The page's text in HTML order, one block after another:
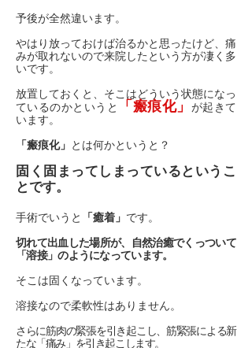
予後が全然違います。
やはり放っておけば治るかと思ったけど、痛
みが取れないので来院したという方が凄く多
いです。
放置しておくと、そこはどういう状態になっ
ているのかというと
「瘢痕化」
が起きて
います。
「瘢痕化」 とは何かというと？
固く固まってしまっているというこ
とです。
手術でいうと 「癒着」 です。
切れて出血した場所が、自然治癒でくっついて
「溶接」のようになっています。
そこは固くなっています。
溶接なので柔軟性はありません。
さらに筋肉の緊張を引き起こし、筋緊張による新
たな「痛み」を引き起こします。